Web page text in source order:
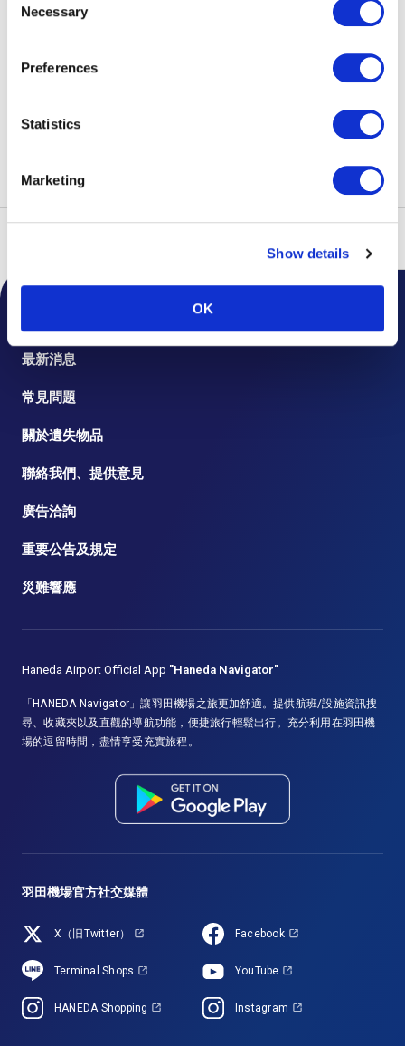
well as other information collected by our partners when
Please see
Selection
Necessary
Preferences
Statistics
Marketing
Show details
OK
返回清單
最新消息
常見問題
關於遺失物品
聯絡我們、提供意見
廣告洽詢
重要公告及規定
災難響應
Haneda Airport Official App "Haneda Navigator"
「HANEDA Navigator」讓羽田機場之旅更加舒適。提供航班/設施資訊搜
尋、收藏夾以及直觀的導航功能，便捷旅行輕鬆出行。充分利用在羽田機
場的逗留時間，盡情享受充實旅程。
羽田機場官方社交媒體
X（旧Twitter） Facebook
Terminal Shops YouTube
HANEDA Shopping Instagram